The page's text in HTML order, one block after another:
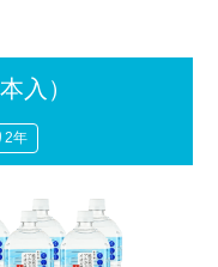
入）
2年